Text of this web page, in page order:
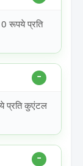
रूपये प्रति
प्रति कुएंटल